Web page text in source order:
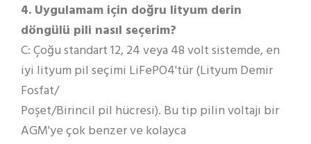
4. Uygulamam için doğru lityum derin
döngülü pili nasıl seçerim?
C: Çoğu standart 12, 24 veya 48 volt sistemde, en
iyi lityum pil seçimi LiFePO4'tür (Lityum Demir
Fosfat/
Poşet/Birincil pil hücresi). Bu tip pilin voltajı bir
AGM'ye çok benzer ve kolayca